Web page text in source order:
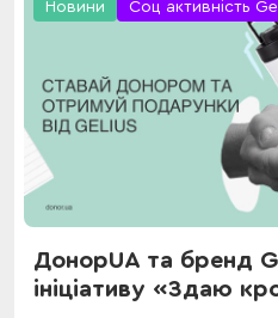
Новини Соц активність
ДонорUA та бренд
ініціативу «Здаю